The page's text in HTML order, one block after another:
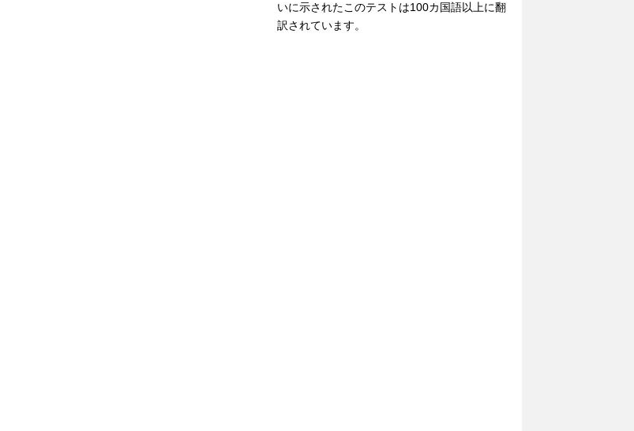
いに示されたこのテストは100カ国語以上に翻
訳されています。